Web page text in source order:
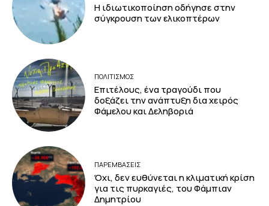
Η ιδιωτικοποίηση οδήγησε στην
σύγκρουση των ελικοπτέρων
ΠΟΛΙΤΙΣΜΟΣ
Επιτέλους, ένα τραγούδι που
δοξάζει την ανάπτυξη δια χειρός
Φάμελου και Δεληβοριά
ΠΑΡΕΜΒΑΣΕΙΣ
Όχι, δεν ευθύνεται η κλιματική κρίση
για τις πυρκαγιές, του Φάμπιαν
Δημητρίου